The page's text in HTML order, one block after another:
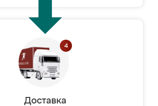
Доставка